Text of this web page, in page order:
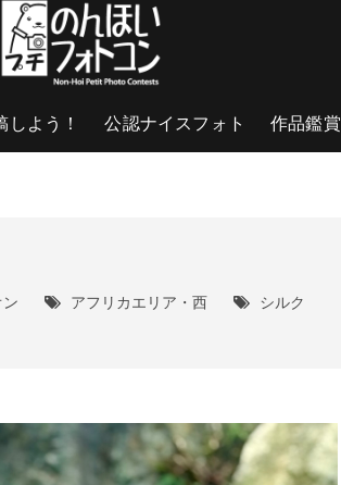
しよう！ 公認ナイスフォト 作品鑑賞
アフリカエリア・西
シルク